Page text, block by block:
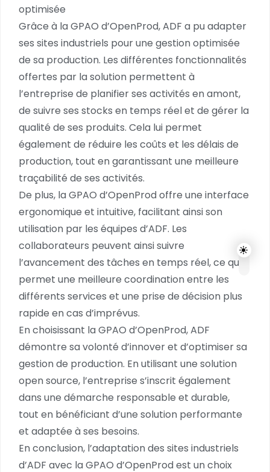
optimisée
Grâce à la GPAO d’OpenProd, ADF a pu adapter
ses sites industriels pour une gestion optimisée
de sa production. Les différentes fonctionnalités
offertes par la solution permettent à
l’entreprise de planifier ses activités en amont,
de suivre ses stocks en temps réel et de gérer la
qualité de ses produits. Cela lui permet
également de réduire les coûts et les délais de
production, tout en garantissant une meilleure
traçabilité de ses activités.
De plus, la GPAO d’OpenProd offre une interface
ergonomique et intuitive, facilitant ainsi son
utilisation par les équipes d’ADF. Les
collaborateurs peuvent ainsi suivre
l’avancement des tâches en temps réel, ce qui
permet une meilleure coordination entre les
différents services et une prise de décision plus
rapide en cas d’imprévus.
En choisissant la GPAO d’OpenProd, ADF
démontre sa volonté d’innover et d’optimiser sa
gestion de production. En utilisant une solution
open source, l’entreprise s’inscrit également
dans une démarche responsable et durable,
tout en bénéficiant d’une solution performante
et adaptée à ses besoins.
En conclusion, l’adaptation des sites industriels
d’ADF avec la GPAO d’OpenProd est un choix